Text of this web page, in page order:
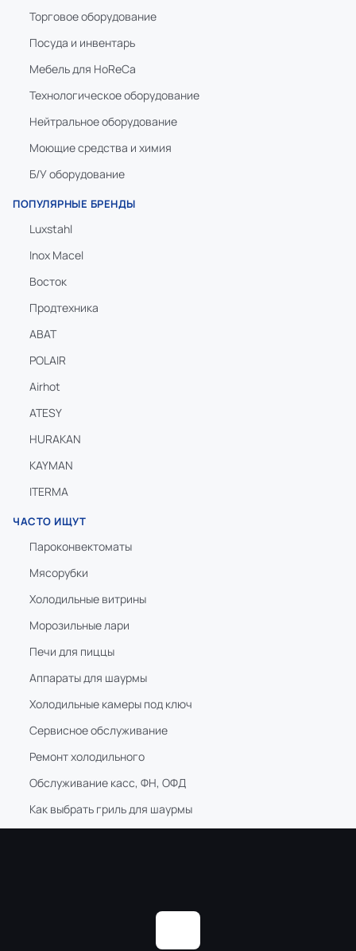
Торговое оборудование
Посуда и инвентарь
Мебель для HoReCa
Технологическое оборудование
Нейтральное оборудование
Моющие средства и химия
Б/У оборудование
ПОПУЛЯРНЫЕ БРЕНДЫ
Luxstahl
Inox Macel
Восток
Продтехника
ABAT
POLAIR
Airhot
ATESY
HURAKAN
KAYMAN
ITERMA
ЧАСТО ИЩУТ
Пароконвектоматы
Мясорубки
Холодильные витрины
Морозильные лари
Печи для пиццы
Аппараты для шаурмы
Холодильные камеры под ключ
Сервисное обслуживание
Ремонт холодильного
Обслуживание касс, ФН, ОФД
Как выбрать гриль для шаурмы